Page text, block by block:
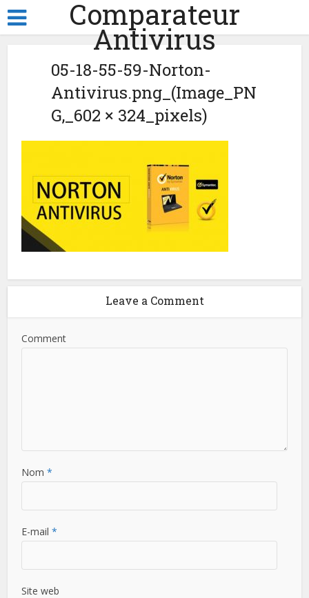
Comparateur
Antivirus
05-18-55-59-Norton-
Antivirus.png_(Image_PN
G,_602 × 324_pixels)
Leave a Comment
Comment
Nom*
E-mail*
Site web